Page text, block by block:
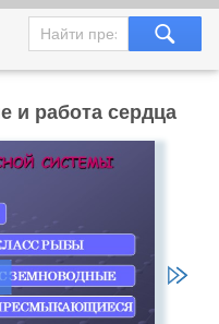
и работа сердца